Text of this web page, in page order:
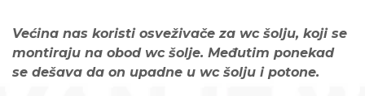
Većina nas koristi osveživače za wc šolju, koji se
montiraju na obod wc šolje. Međutim ponekad
se dešava da on upadne u wc šolju i potone.